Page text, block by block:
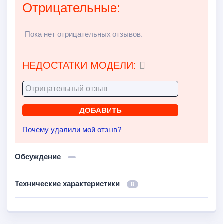
Отрицательные:
Пока нет отрицательных отзывов.
НЕДОСТАТКИ МОДЕЛИ:
Почему удалили мой отзыв?
Обсуждение
Технические характеристики 8